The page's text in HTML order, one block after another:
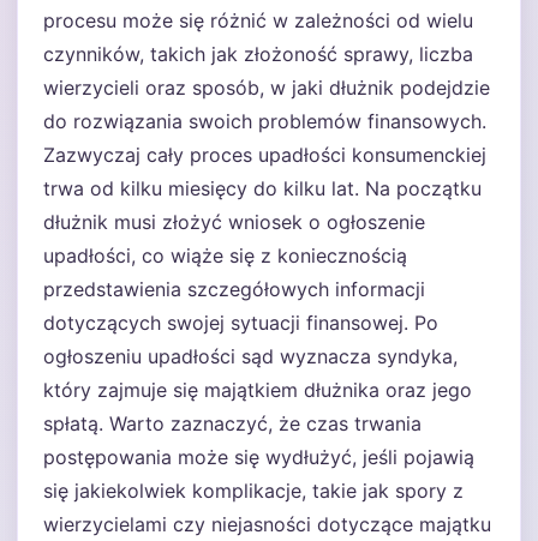
procesu może się różnić w zależności od wielu
czynników, takich jak złożoność sprawy, liczba
wierzycieli oraz sposób, w jaki dłużnik podejdzie
do rozwiązania swoich problemów finansowych.
Zazwyczaj cały proces upadłości konsumenckiej
trwa od kilku miesięcy do kilku lat. Na początku
dłużnik musi złożyć wniosek o ogłoszenie
upadłości, co wiąże się z koniecznością
przedstawienia szczegółowych informacji
dotyczących swojej sytuacji finansowej. Po
ogłoszeniu upadłości sąd wyznacza syndyka,
który zajmuje się majątkiem dłużnika oraz jego
spłatą. Warto zaznaczyć, że czas trwania
postępowania może się wydłużyć, jeśli pojawią
się jakiekolwiek komplikacje, takie jak spory z
wierzycielami czy niejasności dotyczące majątku